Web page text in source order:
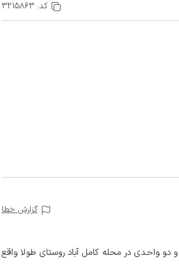
کد:3215863
گزارش خطا
یک ساختمان دو طبقه و دو واحدی در محله کامل آباد روستای طولا واقع